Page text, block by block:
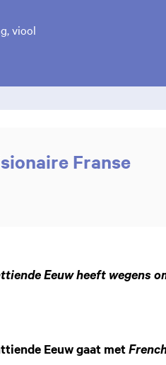
viool
Franse
Eeuw heeft wegens
Eeuw gaat met